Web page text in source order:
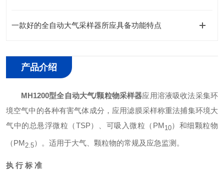
一款好的全自动大气采样器所应具备功能特点
产品介绍
MH1200型全自动大气/颗粒物采样器应用溶液吸收法采集环
境空气中的各种有害气体成分，应用滤膜采样称重法捕集环境大
气中的总悬浮微粒（TSP）、可吸入微粒（PM10）和细颗粒物
（PM2.5）。适用于大气、颗粒物的常规及应急监测。
执 行 标 准